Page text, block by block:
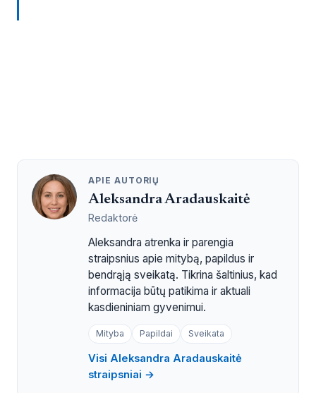
APIE AUTORIŲ
Aleksandra Aradauskaitė
Redaktorė
Aleksandra atrenka ir parengia
straipsnius apie mitybą, papildus ir
bendrąją sveikatą. Tikrina šaltinius, kad
informacija būtų patikima ir aktuali
kasdieniniam gyvenimui.
Mityba Papildai Sveikata
Visi Aleksandra Aradauskaitė
straipsniai →